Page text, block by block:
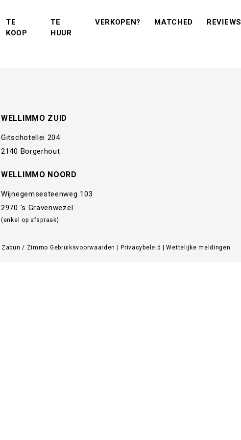
TE
KOOP (TE KOOP)
TE
HUUR
VERKOPEN? (VERKOPEN?)
MATCHED (MATCHED)
REVIEWS
WELLIMMO ZUID
Gitschotellei 204
2140 Borgerhout
WELLIMMO NOORD
Wijnegemsesteenweg 103
2970 's Gravenwezel
(enkel op afspraak)
Zabun / Zimmo Gebruiksvoorwaarden |Privacybeleid|Wettelijke meldingen